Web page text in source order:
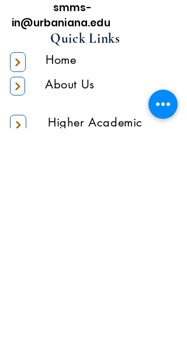
smms-
in@urbaniana.edu
Quick Links
Home
About Us
Higher Academic